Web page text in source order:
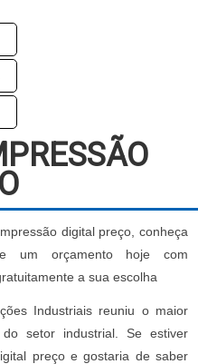
digital preço, conheça
um orçamento hoje com
a sua escolha
Industriais reuniu o maior
setor industrial. Se estiver
preço e gostaria de saber